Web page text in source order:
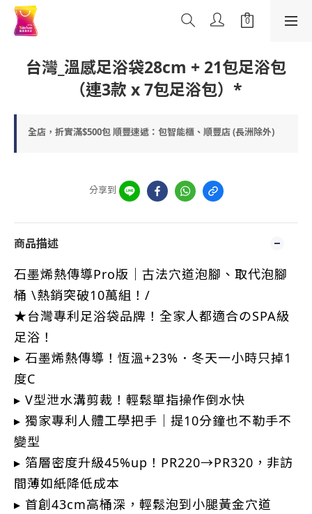
台灣_溫感足浴袋28cm + 21包足浴包
（連3款 x 7包足浴包）*
全店，折實滿$500包 順豐速遞：包智能櫃、順豐店 (長洲除外)
分享到
商品描述
石墨烯熱傳導Pro版｜古法穴道泡腳、取代泡腳
桶 \熱銷突破10萬組！/
★台灣專利足浴袋品牌！全家人都適合のSPA級
足浴！
▸ 石墨烯熱傳導！恆溫+23%．冬天一小時只掉1
度C
▸ V型泄水溝剪裁！輕鬆單指操作倒水快
▸ 獨家專利人體工學把手｜提10分鐘也不勒手不
變型
▸ 箔層密度升級45%up！PR220→PR320，非訪
間薄如紙降低成本
▸ 首創43cm高桶深，輕鬆泡到小腿黃金穴道